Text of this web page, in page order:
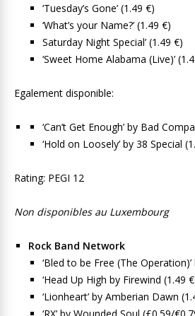
‘Tuesday’s Gone’ (1.49 €)
‘What’s your Name?’ (1.49 €)
Saturday Night Special’ (1.49 €)
‘Sweet Home Alabama (Live)’
Egalement disponible:
‘Can’t Get Enough’ by Bad
‘Hold on Loosely’ by 38 Special
Rating: PEGI 12
Non disponibles au Luxembourg
Rock Band Network
‘Bled to be Free (The
‘Head Up High by Firewind (1.49
‘Lionheart’ by Amberian Dawn
‘RX’ by Wounded Soul (£0.59/